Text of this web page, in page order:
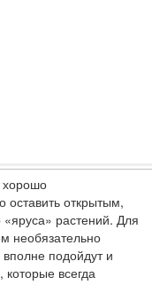
хорошо
оставить открытым,
«яруса» растений. Для
необязательно
подойдут и
всегда